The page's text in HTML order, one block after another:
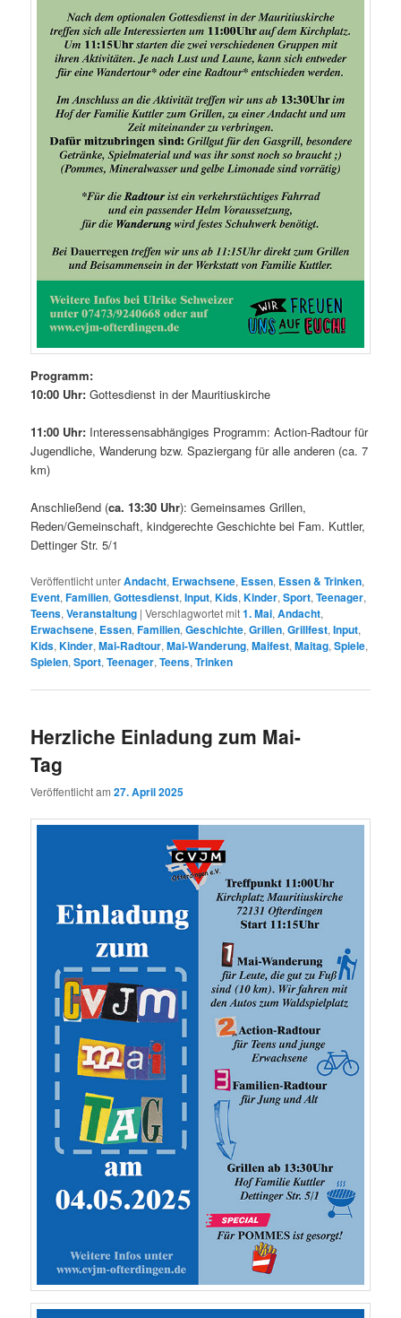
Programm:
10:00 Uhr: Gottesdienst in der Mauritiuskirche
11:00 Uhr: Interessensabhängiges Programm: Action-Radtour für
Jugendliche, Wanderung bzw. Spaziergang für alle anderen (ca. 7
km)
Anschließend (ca. 13:30 Uhr): Gemeinsames Grillen,
Reden/Gemeinschaft, kindgerechte Geschichte bei Fam. Kuttler,
Dettinger Str. 5/1
Veröffentlicht unterAndacht, Erwachsene, Essen, Essen & Trinken,
Event,Familien,Gottesdienst,Input,Kids,Kinder,Sport,Teenager,
Teens,Veranstaltung |Verschlagwortet mit1. Mai,Andacht,
Erwachsene, Essen,Familien,Geschichte,Grillen,Grillfest,Input,
Kids,Kinder,Mai-Radtour,Mai-Wanderung,Maifest,Maitag,Spiele,
Spielen,Sport,Teenager,Teens,Trinken
Herzliche Einladung zum Mai-
Tag
Veröffentlicht am27. April 2025